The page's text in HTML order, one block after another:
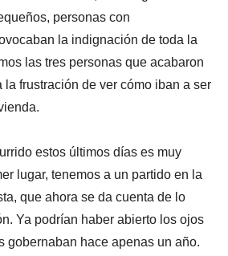
personas con
la indignación de toda la
las tres personas que acabaron
frustración de ver cómo iban a ser
estos últimos días es muy
lugar, tenemos a un partido en la
que ahora se da cuenta de lo
Ya podrían haber abierto los ojos
gobernaban hace apenas un año.